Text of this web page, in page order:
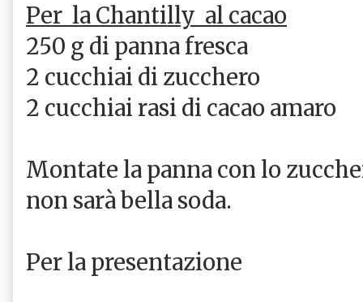
Per la Chantilly al cacao
250 g di panna fresca
2 cucchiai di zucchero
2 cucchiai rasi di cacao amaro
Montate la panna con lo
non sarà bella soda.
Per la presentazione